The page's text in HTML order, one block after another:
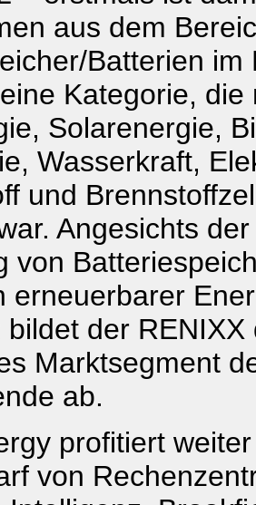
aus dem
Batterien im
Kategorie, die
Solarenergie,
Wasserkraft,
und
Angesichts
von
erneuerbarer
bildet der
Marktsegment
ab.
profitiert
von